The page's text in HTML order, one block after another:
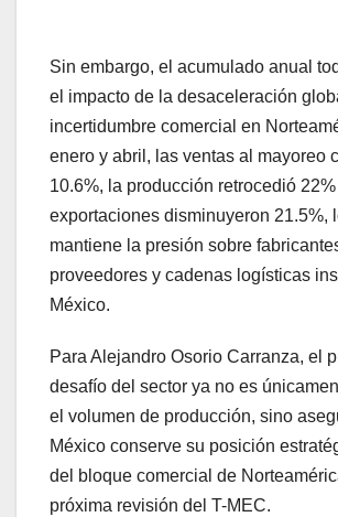
Sin embargo, el acumulado anual
el impacto de la desaceleración
incertidumbre comercial en
enero y abril, las ventas al mayoreo
10.6%, la producción retrocedió
exportaciones disminuyeron 21.5%,
mantiene la presión sobre
proveedores y cadenas logísticas
México.
Para Alejandro Osorio Carranza, el
desafío del sector ya no es
el volumen de producción, sino
México conserve su posición
del bloque comercial de
próxima revisión del T-MEC.